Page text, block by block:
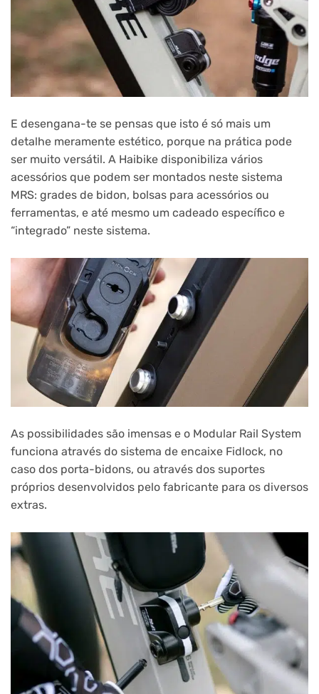
E desengana-te se pensas que isto é só mais um
detalhe meramente estético, porque na prática pode
ser muito versátil. A Haibike disponibiliza vários
acessórios que podem ser montados neste sistema
MRS: grades de bidon, bolsas para acessórios ou
ferramentas, e até mesmo um cadeado específico e
“integrado” neste sistema.
As possibilidades são imensas e o Modular Rail System
funciona através do sistema de encaixe Fidlock, no
caso dos porta-bidons, ou através dos suportes
próprios desenvolvidos pelo fabricante para os diversos
extras.